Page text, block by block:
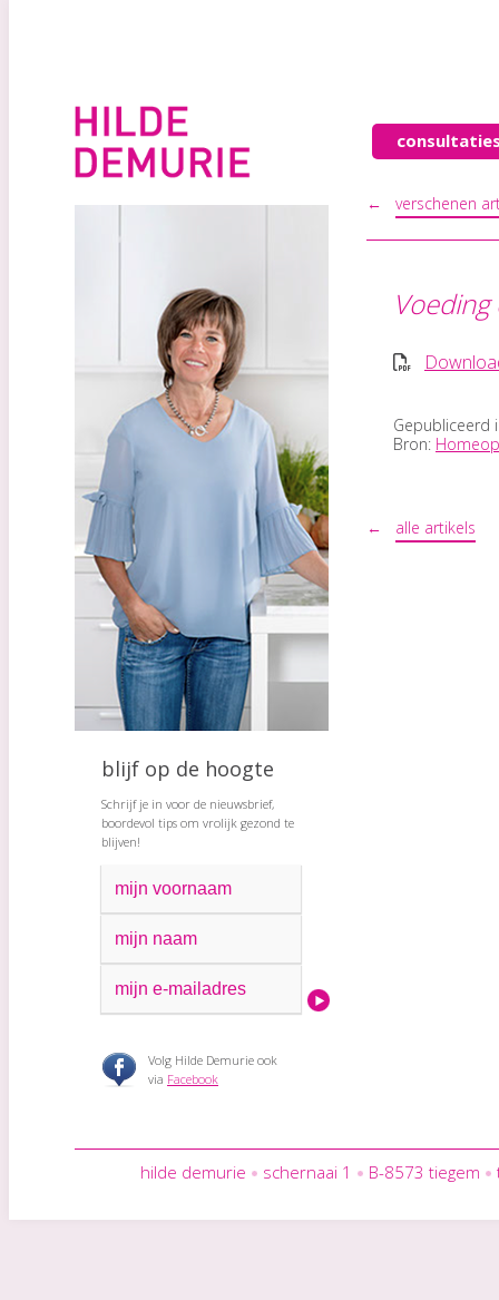
blijf op de hoogte
Schrijf je in voor de nieuwsbrief,
boordevol tips om vrolijk gezond te
blijven!
Volg Hilde Demurie ook
via Facebook
← verschenen
Gepubliceerd
Bron:
← alle artikels
hilde demurie schernaai 1 B-8573 tiegem